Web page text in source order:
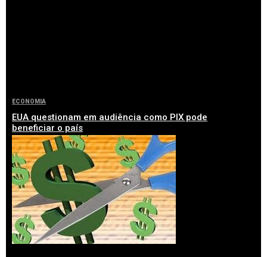
ECONOMIA
EUA questionam em audiência como PIX pode
beneficiar o país